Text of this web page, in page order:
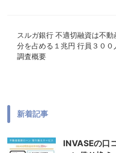
スルガ銀行 不適切融資は不動
分を占める１兆円 行員３００
調査概要
新着記事
INVASEの口